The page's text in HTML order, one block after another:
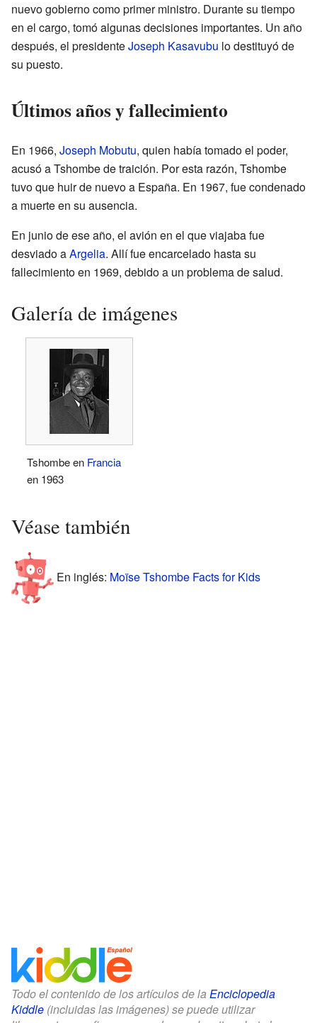
nuevo gobierno como primer ministro. Durante su tiempo
en el cargo, tomó algunas decisiones importantes. Un año
después, el presidenteJoseph Kasavubu lo destituyó de
su puesto.
Últimos años y fallecimiento
En 1966, Joseph Mobutu, quien había tomado el poder,
acusó a Tshombe de traición. Por esta razón, Tshombe
tuvo que huir de nuevo a España. En 1967, fue condenado
a muerte en su ausencia.
En junio de ese año, el avión en el que viajaba fue
desviado aArgelia. Allí fue encarcelado hasta su
fallecimiento en 1969, debido a un problema de salud.
Galería de imágenes
Tshombe en Francia
en 1963
Véase también
En inglés: Moïse Tshombe Facts for Kids
Todo el contenido de los artículos de la Enciclopedia
Kiddle (incluidas las imágenes) se puede utilizar